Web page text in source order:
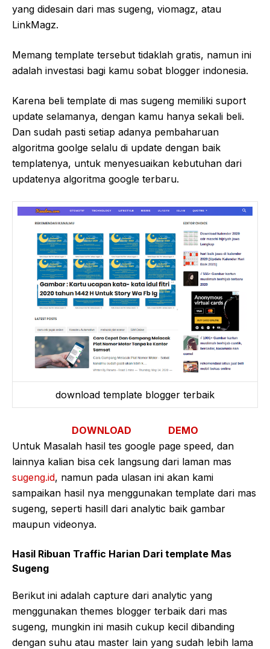
yang didesain dari mas sugeng, viomagz, atau
LinkMagz.
Memang template tersebut tidaklah gratis, namun ini
adalah investasi bagi kamu sobat blogger indonesia.
Karena beli template di mas sugeng memiliki suport
update selamanya, dengan kamu hanya sekali beli.
Dan sudah pasti setiap adanya pembaharuan
algoritma goolge selalu di update dengan baik
templatenya, untuk menyesuaikan kebutuhan dari
updatenya algoritma google terbaru.
download template blogger terbaik
DOWNLOAD
DEMO
Untuk Masalah hasil tes google page speed, dan
lainnya kalian bisa cek langsung dari laman mas
sugeng.id, namun pada ulasan ini akan kami
sampaikan hasil nya menggunakan template dari mas
sugeng, seperti hasill dari analytic baik gambar
maupun videonya.
Hasil Ribuan Traffic Harian Dari template Mas
Sugeng
Berikut ini adalah capture dari analytic yang
menggunakan themes blogger terbaik dari mas
sugeng, mungkin ini masih cukup kecil dibanding
dengan suhu atau master lain yang sudah lebih lama